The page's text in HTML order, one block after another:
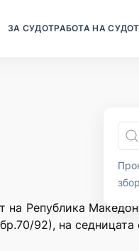
ЗА СУДОТРАБОТА НА СУДОТ
Република
92), на